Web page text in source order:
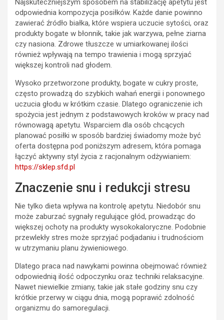
Najskuteczniejszym sposobem na stabilizację apetytu jest
odpowiednia kompozycja posiłków. Każde danie powinno
zawierać źródło białka, które wspiera uczucie sytości, oraz
produkty bogate w błonnik, takie jak warzywa, pełne ziarna
czy nasiona. Zdrowe tłuszcze w umiarkowanej ilości
również wpływają na tempo trawienia i mogą sprzyjać
większej kontroli nad głodem.
Wysoko przetworzone produkty, bogate w cukry proste,
często prowadzą do szybkich wahań energii i ponownego
uczucia głodu w krótkim czasie. Dlatego ograniczenie ich
spożycia jest jednym z podstawowych kroków w pracy nad
równowagą apetytu. Wsparciem dla osób chcących
planować posiłki w sposób bardziej świadomy może być
oferta dostępna pod poniższym adresem, która pomaga
łączyć aktywny styl życia z racjonalnym odżywianiem:
https://sklep.sfd.pl
Znaczenie snu i redukcji stresu
Nie tylko dieta wpływa na kontrolę apetytu. Niedobór snu
może zaburzać sygnały regulujące głód, prowadząc do
większej ochoty na produkty wysokokaloryczne. Podobnie
przewlekły stres może sprzyjać podjadaniu i trudnościom
w utrzymaniu planu żywieniowego.
Dlatego praca nad nawykami powinna obejmować również
odpowiednią ilość odpoczynku oraz techniki relaksacyjne.
Nawet niewielkie zmiany, takie jak stałe godziny snu czy
krótkie przerwy w ciągu dnia, mogą poprawić zdolność
organizmu do samoregulacji.